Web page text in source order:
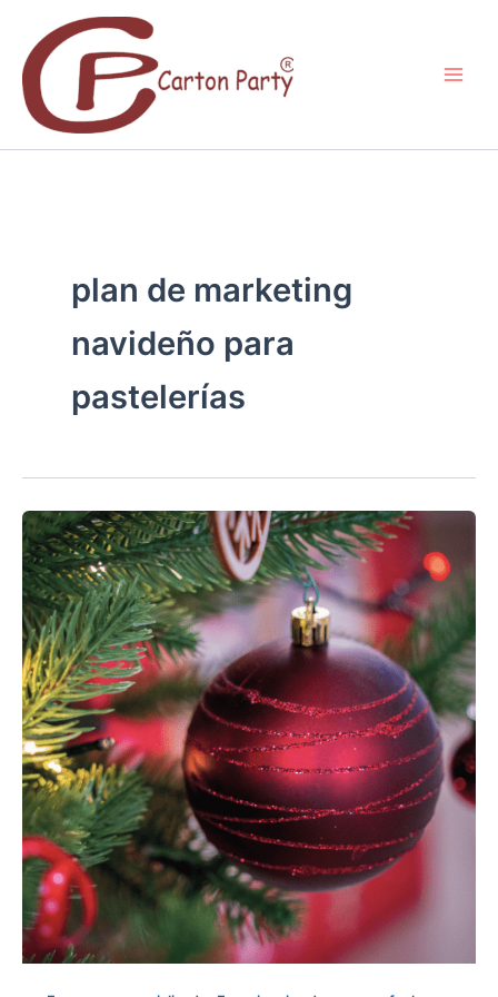
contenido
plan de marketing
navideño para
pastelerías
IMPULSA
TU
PASTELERÍA
E
INCREMENTA
TUS
VENTAS
ESTA
NAVIDAD,
FIN
DE
AÑO
Y
REYES